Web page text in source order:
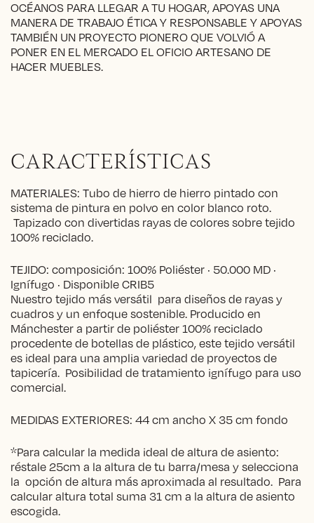
OCÉANOS PARA LLEGAR A TU HOGAR, APOYAS UNA
MANERA DE TRABAJO ÉTICA Y RESPONSABLE Y APOYAS
TAMBIÉN UN PROYECTO PIONERO QUE VOLVIÓ A
PONER EN EL MERCADO EL OFICIO ARTESANO DE
HACER MUEBLES.
CARACTERÍSTICAS
MATERIALES: Tubo de hierro de hierro pintado con
sistema de pintura en polvo en color blanco roto.
Tapizado con divertidas rayas de colores sobre tejido
100% reciclado.
TEJIDO: composición: 100% Poliéster · 50.000 MD ·
Ignífugo · Disponible CRIB5
Nuestro tejido más versátil para diseños de rayas y
cuadros y un enfoque sostenible. Producido en
Mánchester a partir de poliéster 100% reciclado
procedente de botellas de plástico, este tejido versátil
es ideal para una amplia variedad de proyectos de
tapicería. Posibilidad de tratamiento ignífugo para uso
comercial.
MEDIDAS EXTERIORES: 44 cm ancho X 35 cm fondo
*Para calcular la medida ideal de altura de asiento:
réstale 25cm a la altura de tu barra/mesa y selecciona
la opción de altura más aproximada al resultado. Para
calcular altura total suma 31 cm a la altura de asiento
escogida.